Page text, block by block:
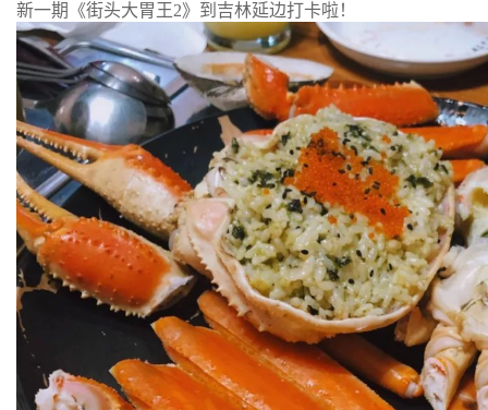
新一期《街头大胃王2》到吉林延边打卡啦！